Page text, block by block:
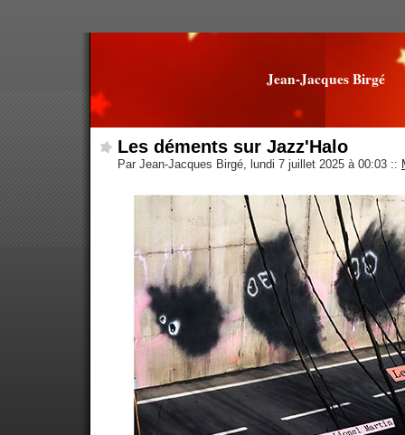
Jean-Jacques Birgé
Les déments sur Jazz'Halo
Par Jean-Jacques Birgé, lundi 7 juillet 2025 à 00:03 ::